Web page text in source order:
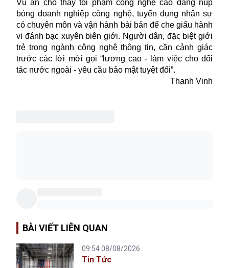
Vụ án cho thấy tội phạm công nghệ cao đang núp
bóng doanh nghiệp công nghệ, tuyển dụng nhân sự
có chuyên môn và vận hành bài bản để che giấu hành
vi đánh bạc xuyên biên giới. Người dân, đặc biệt giới
trẻ trong ngành công nghệ thông tin, cần cảnh giác
trước các lời mời gọi “lương cao - làm việc cho đối
tác nước ngoài - yêu cầu bảo mật tuyệt đối”.
Thanh Vinh
BÀI VIẾT LIÊN QUAN
09:54 08/08/2026
Tin Tức